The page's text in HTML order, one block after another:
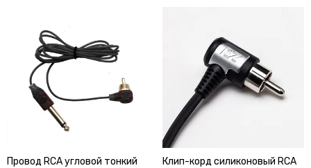
Провод RCA угловой тонкий
Клип-корд силиконовый RCA